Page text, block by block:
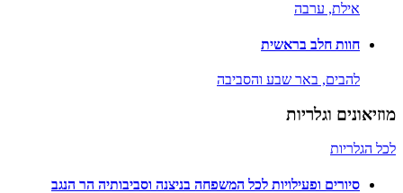
אילת, ערבה
חוות חלב בראשית
להבים, באר שבע והסביבה
מוזיאונים וגלריות
לכל הגלריות
סיורים ופעילויות לכל המשפחה בניצנה וסביבותיה הר הנגב